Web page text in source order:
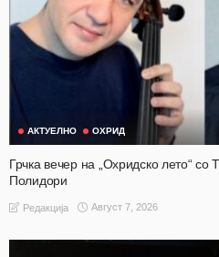
АКТУЕЛНО ОХРИД
Грчка вечер на „Охридско лето“
Полидори
Редакција Август 7, 2026